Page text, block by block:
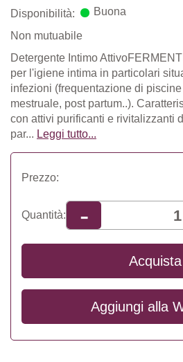
Disponibilità: Buona
Non mutuabile
Detergente Intimo
per l'igiene intima in particolari
infezioni (frequentazione di
mestruale, post partum..).
con attivi purificanti e rivitalizzanti
par... Leggi tutto...
Prezzo:
Quantità: -
Acquista
Aggiungi alla